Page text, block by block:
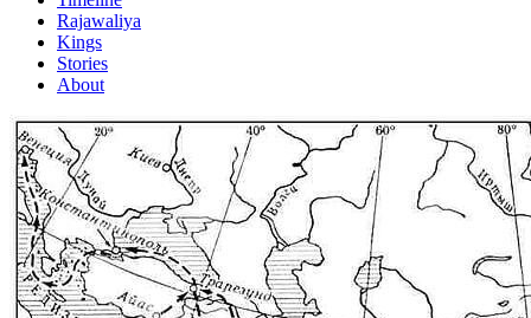
Rajawaliya
Kings
Stories
About